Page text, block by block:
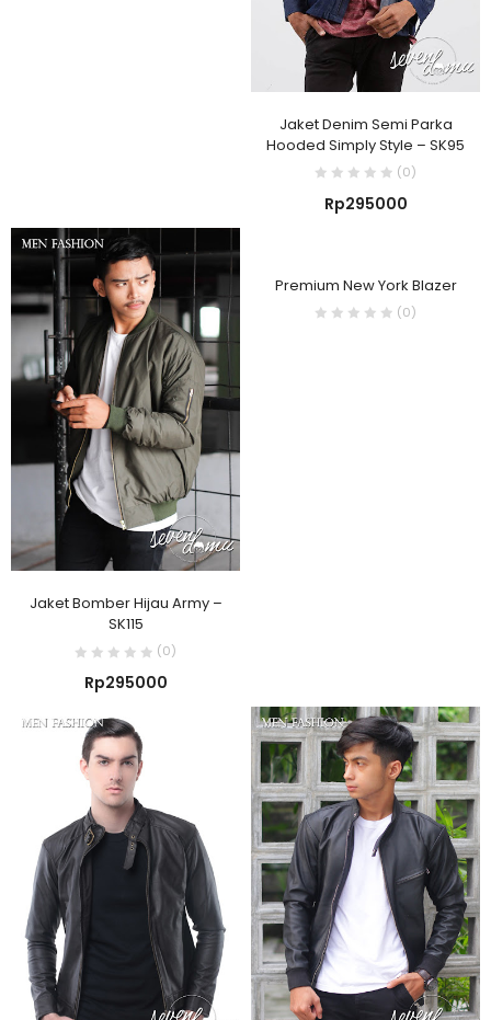
Jaket Denim Semi Parka
Hooded Simply Style – SK95
(0)
Rp295000
Jaket Bomber Hijau Army –
SK115
(0)
Rp295000
Premium New York Blazer
(0)